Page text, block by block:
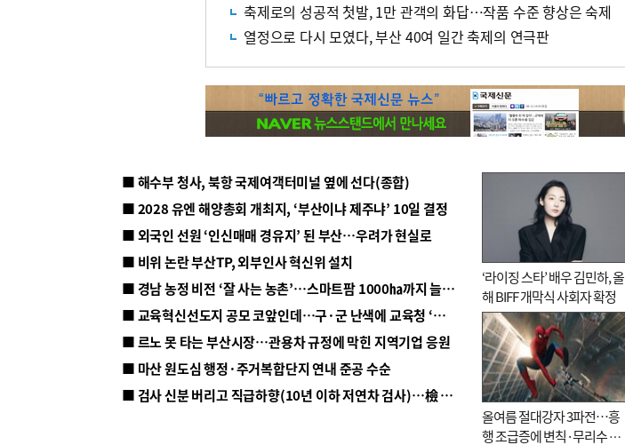
축제로의 성공적 첫발, 1만 관객의 화답…작품 수준 향상은 숙제
열정으로 다시 모였다, 부산 40여 일간 축제의 연극판
■ 해수부 청사, 북항 국제여객터미널 옆에 선다(종합)
■ 2028 유엔 해양총회 개최지, ‘부산이냐 제주냐’ 10일 결정
■ 외국인 선원 ‘인신매매 경유지’ 된 부산…우려가 현실로
■ 비위 논란 부산TP, 외부인사 혁신위 설치
■ 경남 농정 비전 ‘잘 사는 농촌’…스마트팜 1000㏊까지 늘린다
■ 교육혁신선도지 공모 코앞인데…구·군 난색에 교육청 ‘쩔쩔’
■ 르노 못 타는 부산시장…관용차 규정에 막힌 지역기업 응원
■ 마산 원도심 행정·주거복합단지 연내 준공 수순
■ 검사 신분 버리고 직급하향(10년 이하 저연차 검사)…檢 중수청행 기피
‘라이징 스타’ 배우 김민하, 올
해 BIFF 개막식 사회자 확정
올여름 절대강자 3파전…흥
행 조급증에 변칙·무리수 마